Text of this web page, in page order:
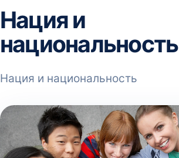
Нация и
национальность
Нация и национальность